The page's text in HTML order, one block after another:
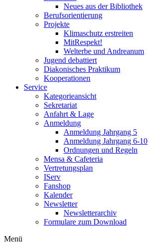
Neues aus der Bibliothek
Berufsorientierung
Projekte
Klimaschutz erstreiten
MitRespekt!
Welterbe und Andreanum
Jugend debattiert
Diakonisches Praktikum
Kooperationen
Service
Kategorieansicht
Sekretariat
Anfahrt & Lage
Anmeldung
Anmeldung Jahrgang 5
Anmeldung Jahrgang 6-10
Ordnungen und Regeln
Mensa & Cafeteria
Vertretungsplan
IServ
Fanshop
Kalender
Newsletter
Newsletterarchiv
Formulare zum Download
Menü